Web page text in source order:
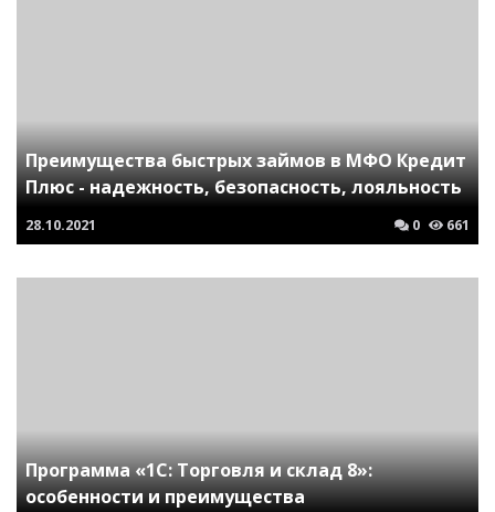
Преимущества быстрых займов в МФО Кредит
Плюс - надежность, безопасность, лояльность
28.10.2021 0 661
Программа «1С: Торговля и склад 8»:
особенности и преимущества